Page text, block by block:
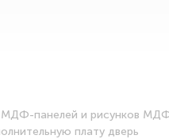
МДФ-панелей и рисунков
плату дверь